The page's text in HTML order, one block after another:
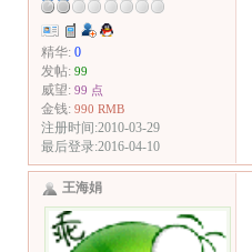
精华: 0
发帖: 99
威望: 99 点
金钱: 990 RMB
注册时间:2010-03-29
最后登录:2016-04-10
王海娟